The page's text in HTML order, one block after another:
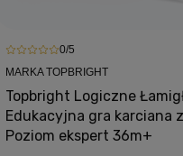
0/5
MARKA TOPBRIGHT
Topbright Logiczne
Edukacyjna gra karciana
Poziom ekspert 36m+